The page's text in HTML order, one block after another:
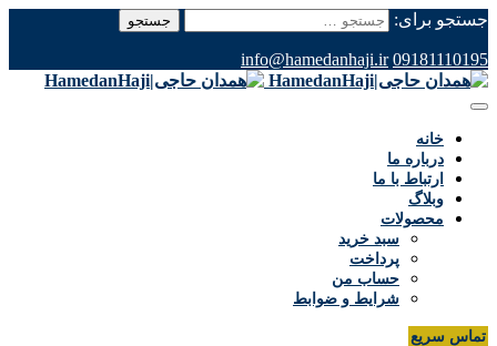
جستجو برای:
09181110195
info@hamedanhaji.ir
خانه
درباره ما
ارتباط با ما
وبلاگ
محصولات
سبد خرید
پرداخت
حساب من
شرایط و ضوابط
تماس سریع